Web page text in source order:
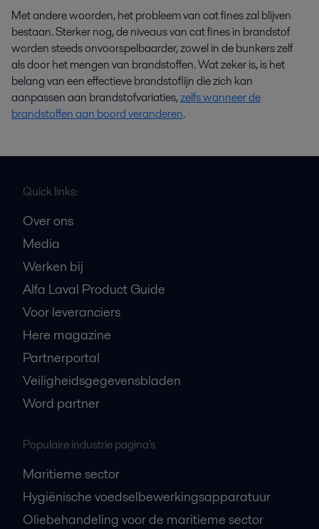
Met andere woorden, het probleem van cat fines zal blijven
bestaan. Sterker nog, de niveaus van cat fines in brandstof
worden steeds onvoorspelbaarder, zowel in de bunkers zelf
als door het mengen van brandstoffen. Wat zeker is, is het
belang van een effectieve brandstoflijn die zich kan
aanpassen aan brandstofvariaties,zelfs wanneer de
brandstoffen aan boord veranderen.
Quick links:
Over ons
Media
Werken bij
Alfa Laval Product Guide
Voor leveranciers
Here magazine
Partnerportal
Veiligheidsgegevensbladen
Word partner
Populaire industrie pagina's
Maritieme sector
Hygiënische voedselbewerkingsapparatuur
Oliebehandeling voor de maritieme sector